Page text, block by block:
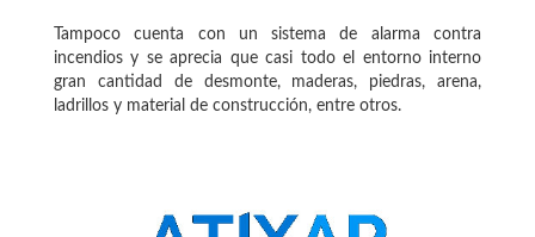
Tampoco cuenta con un sistema de alarma contra
incendios y se aprecia que casi todo el entorno interno
gran cantidad de desmonte, maderas, piedras, arena,
ladrillos y material de construcción, entre otros.